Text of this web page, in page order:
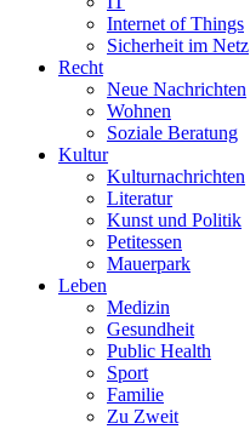
Internet of Things
Sicherheit im Netz
Recht
Neue Nachrichten
Wohnen
Soziale Beratung
Kultur
Kulturnachrichten
Literatur
Kunst und Politik
Petitessen
Mauerpark
Leben
Medizin
Gesundheit
Public Health
Sport
Familie
Zu Zweit